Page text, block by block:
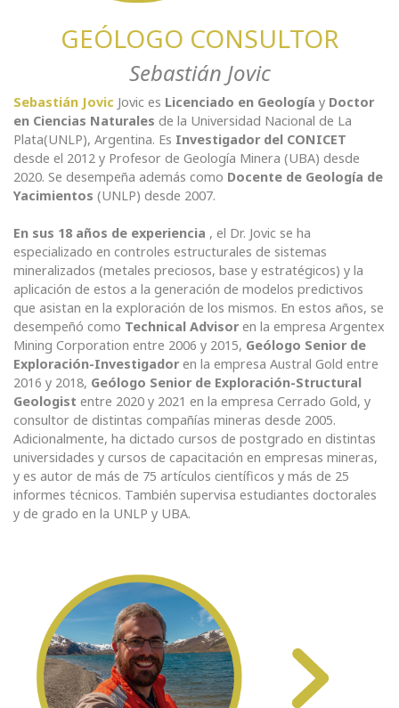
GEÓLOGO CONSULTOR
Sebastián Jovic
Sebastián Jovic Jovic es Licenciado en Geología y Doctor
en Ciencias Naturales de la Universidad Nacional de La
Plata(UNLP), Argentina. Es Investigador del CONICET
desde el 2012 y Profesor de Geología Minera (UBA) desde
2020. Se desempeña además como Docente de Geología de
Yacimientos (UNLP) desde 2007.
En sus 18 años de experiencia , el Dr. Jovic se ha
especializado en controles estructurales de sistemas
mineralizados (metales preciosos, base y estratégicos) y la
aplicación de estos a la generación de modelos predictivos
que asistan en la exploración de los mismos. En estos años, se
desempeñó como Technical Advisoren la empresa Argentex
Mining Corporation entre 2006 y 2015, Geólogo Senior de
Exploración-Investigadoren la empresa Austral Gold entre
2016 y 2018, Geólogo Senior de Exploración-Structural
Geologist entre 2020 y 2021 en la empresa Cerrado Gold, y
consultor de distintas compañías mineras desde 2005.
Adicionalmente, ha dictado cursos de postgrado en distintas
universidades y cursos de capacitación en empresas mineras,
y es autor de más de 75 artículos científicos y más de 25
informes técnicos. También supervisa estudiantes doctorales
y de grado en la UNLP y UBA.